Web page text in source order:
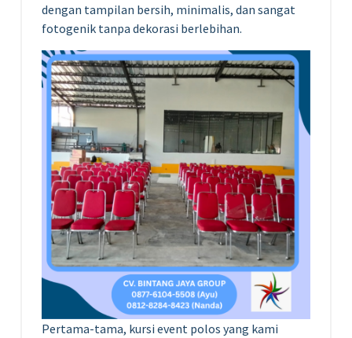
dengan tampilan bersih, minimalis, dan sangat
fotogenik tanpa dekorasi berlebihan.
Pertama-tama, kursi event polos yang kami